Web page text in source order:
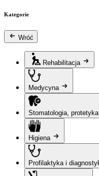
Kategorie
Wróć
Rehabilitacja
Medycyna
Stomatologia,
Higiena
Profilaktyka i